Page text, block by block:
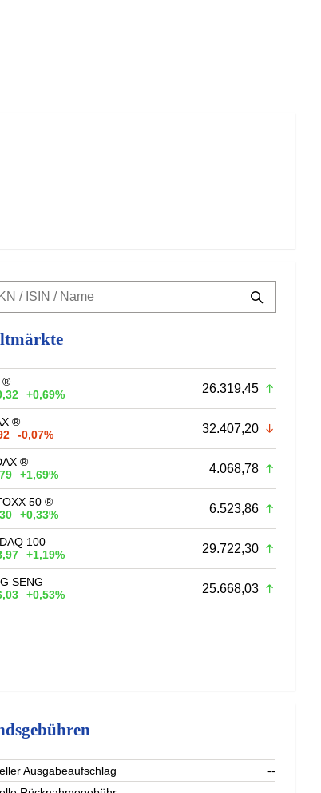
®
+0,69% 26.319,45
®
-0,07% 32.407,20
®
+1,69% 4.068,78
50 ®
+0,33% 6.523,86
100
+1,19% 29.722,30
SENG
+0,53% 25.668,03
Ausgabeaufschlag
--